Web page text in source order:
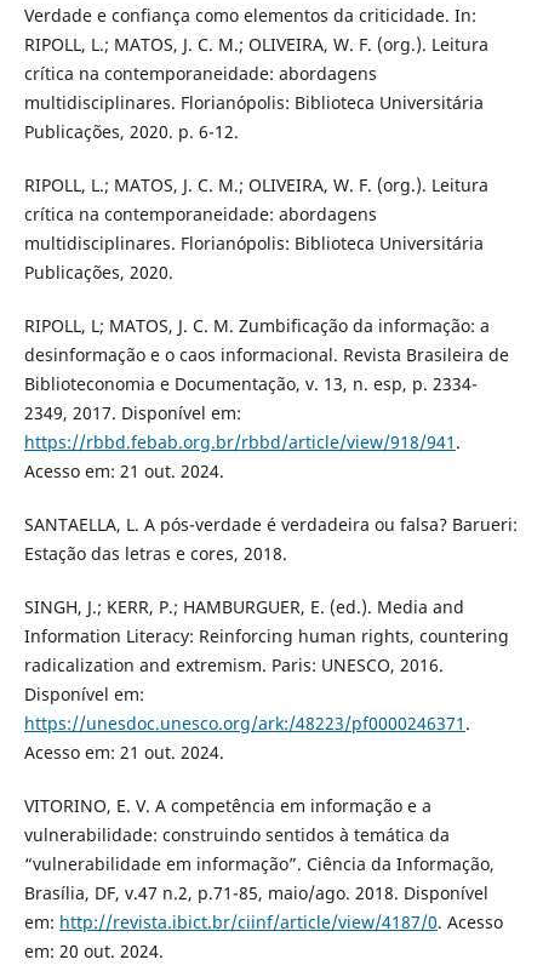
Verdade e confiança como elementos da criticidade. In:
RIPOLL, L.; MATOS, J. C. M.; OLIVEIRA, W. F. (org.). Leitura
crítica na contemporaneidade: abordagens
multidisciplinares. Florianópolis: Biblioteca Universitária
Publicações, 2020. p. 6-12.
RIPOLL, L.; MATOS, J. C. M.; OLIVEIRA, W. F. (org.). Leitura
crítica na contemporaneidade: abordagens
multidisciplinares. Florianópolis: Biblioteca Universitária
Publicações, 2020.
RIPOLL, L; MATOS, J. C. M. Zumbificação da informação: a
desinformação e o caos informacional. Revista Brasileira de
Biblioteconomia e Documentação, v. 13, n. esp, p. 2334-
2349, 2017. Disponível em:
https://rbbd.febab.org.br/rbbd/article/view/918/941 .
Acesso em: 21 out. 2024.
SANTAELLA, L. A pós-verdade é verdadeira ou falsa? Barueri:
Estação das letras e cores, 2018.
SINGH, J.; KERR, P.; HAMBURGUER, E. (ed.). Media and
Information Literacy: Reinforcing human rights, countering
radicalization and extremism. Paris: UNESCO, 2016.
Disponível em:
https://unesdoc.unesco.org/ark:/48223/pf0000246371 .
Acesso em: 21 out. 2024.
VITORINO, E. V. A competência em informação e a
vulnerabilidade: construindo sentidos à temática da
“vulnerabilidade em informação”. Ciência da Informação,
Brasília, DF, v.47 n.2, p.71-85, maio/ago. 2018. Disponível
em: http://revista.ibict.br/ciinf/article/view/4187/0. Acesso
em: 20 out. 2024.